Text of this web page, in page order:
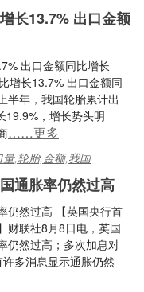
长13.7% 出口金额
出口金额同比增长
增长13.7% 出口金额同
半年，我国轮胎累计出
19.9%，增长势头明
……更多
,轮胎,金额,我国
通胀率仍然过高
仍然过高 【英国央行首
财联社8月8日电，英国
仍然过高；多次加息对
多消息显示通胀仍然